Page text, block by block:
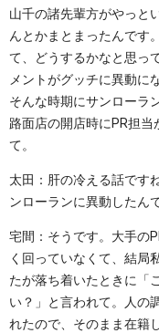
山千の諸先輩方がやっと
んとかまとまったんです
て、どうするかなと思っ
メントがグッチに異動に
そんな時期にサンローラ
路面店の開店時にPR担
て。
太田：肝の冷える話です
ンローランに異動したん
宅間：そうです。大手の
く回っていなくて、結局
たが落ち着いたときに「
い？」と言われて。人の
れたので、そのまま在籍